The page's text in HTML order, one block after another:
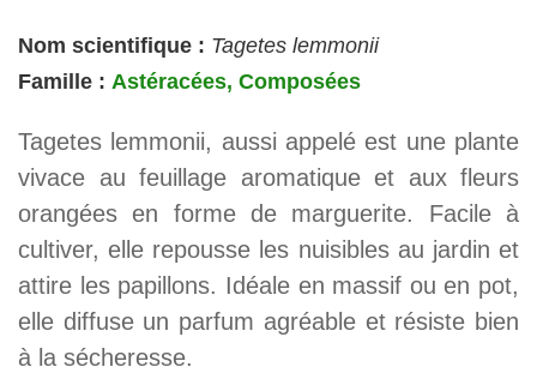
Nom scientifique : Tagetes lemmonii
Famille : Astéracées, Composées
Tagetes lemmonii, aussi appelé est une plante
vivace au feuillage aromatique et aux fleurs
orangées en forme de marguerite. Facile à
cultiver, elle repousse les nuisibles au jardin et
attire les papillons. Idéale en massif ou en pot,
elle diffuse un parfum agréable et résiste bien
à la sécheresse.